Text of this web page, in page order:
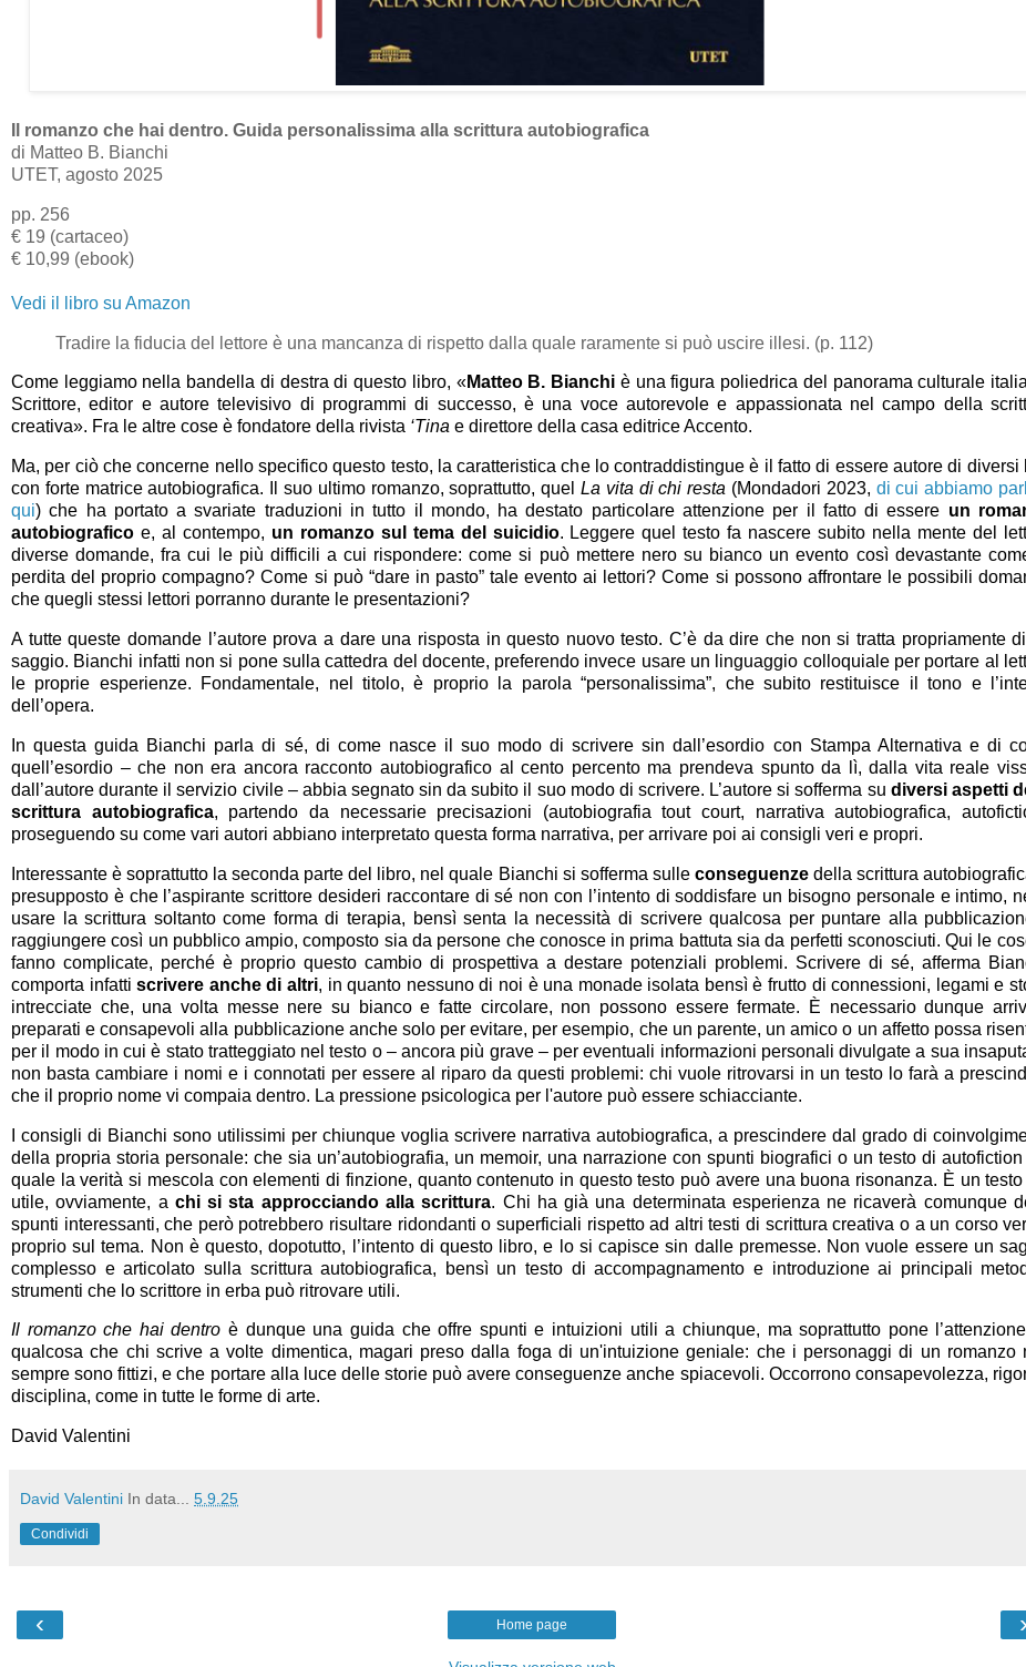
Il romanzo che hai dentro. Guida personalissima alla scrittura autobiografica
di Matteo B. Bianchi
UTET, agosto 2025
pp. 256
€ 19 (cartaceo)
€ 10,99 (ebook)
Vedi il libro su Amazon
Tradire la fiducia del lettore è una mancanza di rispetto dalla quale raramente si può uscire illesi. (p. 112)
Come leggiamo nella bandella di destra di questo libro, «Matteo B. Bianchi è una figura poliedrica del panorama culturale
Scrittore, editor e autore televisivo di programmi di successo, è una voce autorevole e appassionata nel campo della
creativa». Fra le altre cose è fondatore della rivista ‘Tina e direttore della casa editrice Accento.
Ma, per ciò che concerne nello specifico questo testo, la caratteristica che lo contraddistingue è il fatto di essere autore di diversi
con forte matrice autobiografica. Il suo ultimo romanzo, soprattutto, quel La vita di chi resta (Mondadori 2023, di cui abbiamo
qui) che ha portato a svariate traduzioni in tutto il mondo, ha destato particolare attenzione per il fatto di essere un
autobiografico e, al contempo, un romanzo sul tema del suicidio. Leggere quel testo fa nascere subito nella mente del
diverse domande, fra cui le più difficili a cui rispondere: come si può mettere nero su bianco un evento così devastante
perdita del proprio compagno? Come si può “dare in pasto” tale evento ai lettori? Come si possono affrontare le possibili
che quegli stessi lettori porranno durante le presentazioni?
A tutte queste domande l’autore prova a dare una risposta in questo nuovo testo. C’è da dire che non si tratta propriamente
saggio. Bianchi infatti non si pone sulla cattedra del docente, preferendo invece usare un linguaggio colloquiale per portare al
le proprie esperienze. Fondamentale, nel titolo, è proprio la parola “personalissima”, che subito restituisce il tono e
dell’opera.
In questa guida Bianchi parla di sé, di come nasce il suo modo di scrivere sin dall’esordio con Stampa Alternativa e di
quell’esordio – che non era ancora racconto autobiografico al cento percento ma prendeva spunto da lì, dalla vita reale
dall’autore durante il servizio civile – abbia segnato sin da subito il suo modo di scrivere. L’autore si sofferma su diversi aspetti
scrittura autobiografica, partendo da necessarie precisazioni (autobiografia tout court, narrativa autobiografica,
proseguendo su come vari autori abbiano interpretato questa forma narrativa, per arrivare poi ai consigli veri e propri.
Interessante è soprattutto la seconda parte del libro, nel quale Bianchi si sofferma sulle conseguenze della scrittura
presupposto è che l’aspirante scrittore desideri raccontare di sé non con l’intento di soddisfare un bisogno personale e intimo,
usare la scrittura soltanto come forma di terapia, bensì senta la necessità di scrivere qualcosa per puntare alla
raggiungere così un pubblico ampio, composto sia da persone che conosce in prima battuta sia da perfetti sconosciuti. Qui le
fanno complicate, perché è proprio questo cambio di prospettiva a destare potenziali problemi. Scrivere di sé, afferma
comporta infattiscrivere anche di altri, in quanto nessuno di noi è una monade isolata bensì è frutto di connessioni, legami e
intrecciate che, una volta messe nere su bianco e fatte circolare, non possono essere fermate. È necessario dunque
preparati e consapevoli alla pubblicazione anche solo per evitare, per esempio, che un parente, un amico o un affetto possa
per il modo in cui è stato tratteggiato nel testo o – ancora più grave – per eventuali informazioni personali divulgate a sua
non basta cambiare i nomi e i connotati per essere al riparo da questi problemi: chi vuole ritrovarsi in un testo lo farà a
che il proprio nome vi compaia dentro. La pressione psicologica per l'autore può essere schiacciante.
I consigli di Bianchi sono utilissimi per chiunque voglia scrivere narrativa autobiografica, a prescindere dal grado di
della propria storia personale: che sia un’autobiografia, un memoir, una narrazione con spunti biografici o un testo di autofiction
quale la verità si mescola con elementi di finzione, quanto contenuto in questo testo può avere una buona risonanza. È un testo
utile, ovviamente, a chi si sta approcciando alla scrittura. Chi ha già una determinata esperienza ne ricaverà comunque
spunti interessanti, che però potrebbero risultare ridondanti o superficiali rispetto ad altri testi di scrittura creativa o a un corso
proprio sul tema. Non è questo, dopotutto, l’intento di questo libro, e lo si capisce sin dalle premesse. Non vuole essere un
complesso e articolato sulla scrittura autobiografica, bensì un testo di accompagnamento e introduzione ai principali
strumenti che lo scrittore in erba può ritrovare utili.
Il romanzo che hai dentroè dunque una guida che offre spunti e intuizioni utili a chiunque, ma soprattutto pone
qualcosa che chi scrive a volte dimentica, magari preso dalla foga di un'intuizione geniale: che i personaggi di un romanzo
sempre sono fittizi, e che portare alla luce delle storie può avere conseguenze anche spiacevoli. Occorrono consapevolezza,
disciplina, come in tutte le forme di arte.
David Valentini
David Valentini In data... 5.9.25
Condividi
‹ ›
Home page